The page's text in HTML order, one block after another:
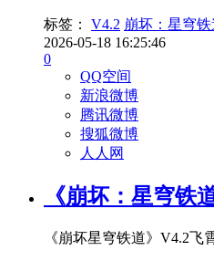
标签： V4.2 崩坏：星穹铁
2026-05-18 16:25:46
0
QQ空间
新浪微博
腾讯微博
搜狐微博
人人网
《崩坏：星穹铁
《崩坏星穹铁道》V4.2